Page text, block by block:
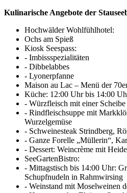
Kulinarische Angebote der
Hochwälder Wohlfühlhotel:
Ochs am Spieß
Kiosk Seespass:
- Imbissspezialitäten
- Dibbelabbes
- Lyonerpfanne
Maison au Lac – Menü der
Küche: 12:00 Uhr bis 14:00
- Würzfleisch mit einer
- Rindfleischsuppe mit
Wurzelgemüse
- Schweinesteak Strindberg,
- Ganze Forelle „Müllerin“,
- Dessert: Weincrème mit
SeeGartenBistro:
- Mittagstisch bis 14:00 Uhr:
Schupfnudeln in Rahmwirsing
- Weinstand mit Moselweinen